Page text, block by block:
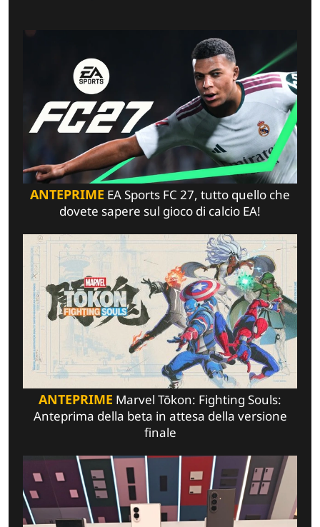
ANTEPRIME EA Sports FC 27, tutto quello che
dovete sapere sul gioco di calcio EA!
ANTEPRIME Marvel Tōkon: Fighting Souls:
Anteprima della beta in attesa della versione
finale